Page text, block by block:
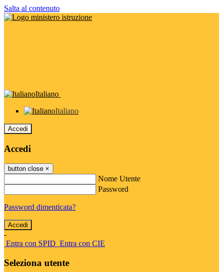
Salta al contenuto
Italiano
Italiano
Accedi
Accedi
button close ×
Nome Utente
Password
Password dimenticata?
-
Entra con SPID Entra con CIE
Seleziona utente